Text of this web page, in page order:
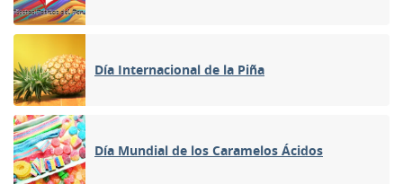
Día Internacional de la Piña
Día Mundial de los Caramelos Ácidos